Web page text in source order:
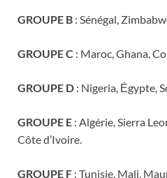
GROUPE B : Sénégal,
GROUPE C : Maroc, Ghana,
GROUPE D : Nigeria, Ėgypte,
GROUPE E : Algérie, Sierra
Côte d’Ivoire.
GROUPE F : Tunisie, Mali,